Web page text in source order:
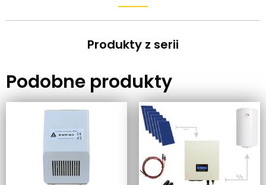
Produkty z serii
Podobne produkty